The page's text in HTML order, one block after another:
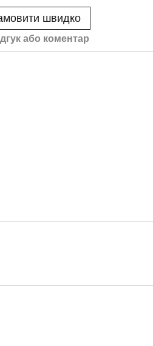
швидко
або коментар